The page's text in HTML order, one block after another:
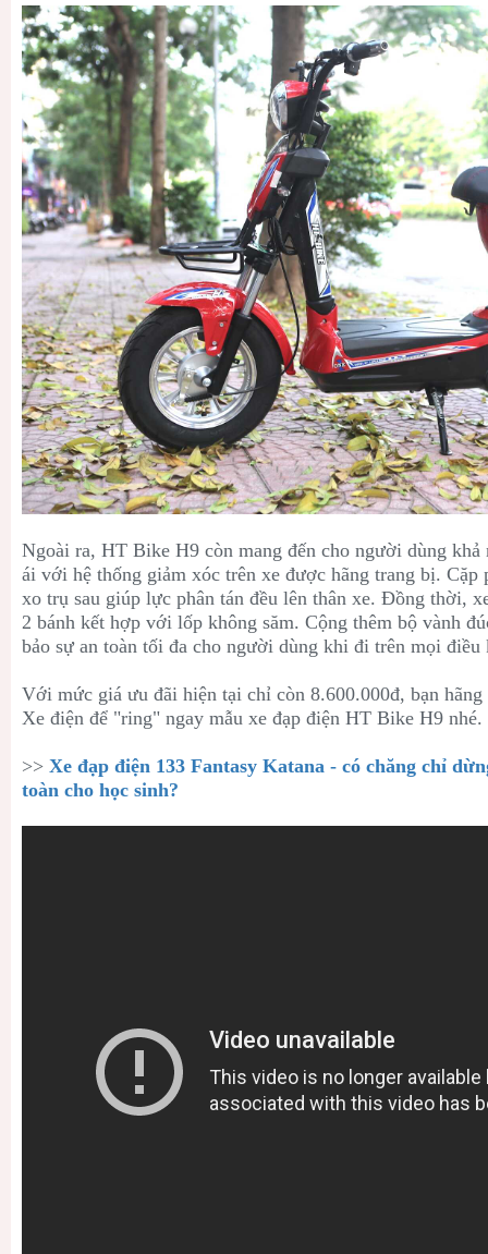
Ngoài ra, HT Bike H9 còn mang đến cho người dùng khả
ái với hệ thống giảm xóc trên xe được hãng trang bị. Cặp
xo trụ sau giúp lực phân tán đều lên thân xe. Đồng thời,
2 bánh kết hợp với lốp không săm. Cộng thêm bộ vành
bảo sự an toàn tối đa cho người dùng khi đi trên mọi điều
Với mức giá ưu đãi hiện tại chỉ còn 8.600.000đ, bạn
Xe điện để "ring" ngay mẫu xe đạp điện HT Bike H9 nhé.
>> Xe đạp điện 133 Fantasy Katana - có chăng chỉ
toàn cho học sinh?